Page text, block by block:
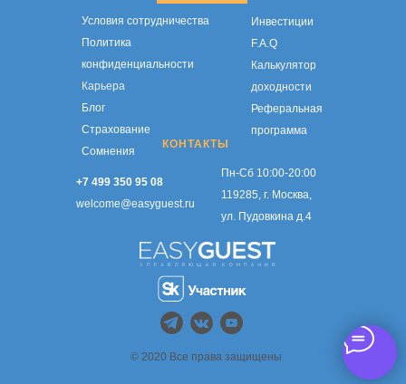
КОНТАКТЫ
+7 499 350 95 08
welcome@easyguest.ru
Условия сотрудничества
Политика
конфиденциальности
Карьера
Блог
Страхование
Сомнения
© 2020 Все права защищены
Пн-Сб 10:00-20:00
119285, г. Москва,
ул. Пудовкина д.4
Инвестиции
F.A.Q
Калькулятор
доходности
Реферальная
программа